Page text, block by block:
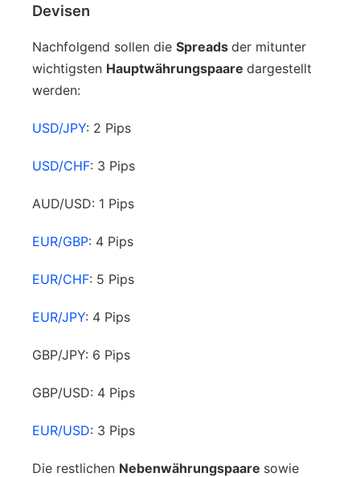
Devisen
Nachfolgend sollen die Spreads der mitunter
wichtigsten Hauptwährungspaare dargestellt
werden:
USD/JPY: 2 Pips
USD/CHF: 3 Pips
AUD/USD: 1 Pips
EUR/GBP: 4 Pips
EUR/CHF: 5 Pips
EUR/JPY: 4 Pips
GBP/JPY: 6 Pips
GBP/USD: 4 Pips
EUR/USD: 3 Pips
Die restlichen Nebenwährungspaare sowie